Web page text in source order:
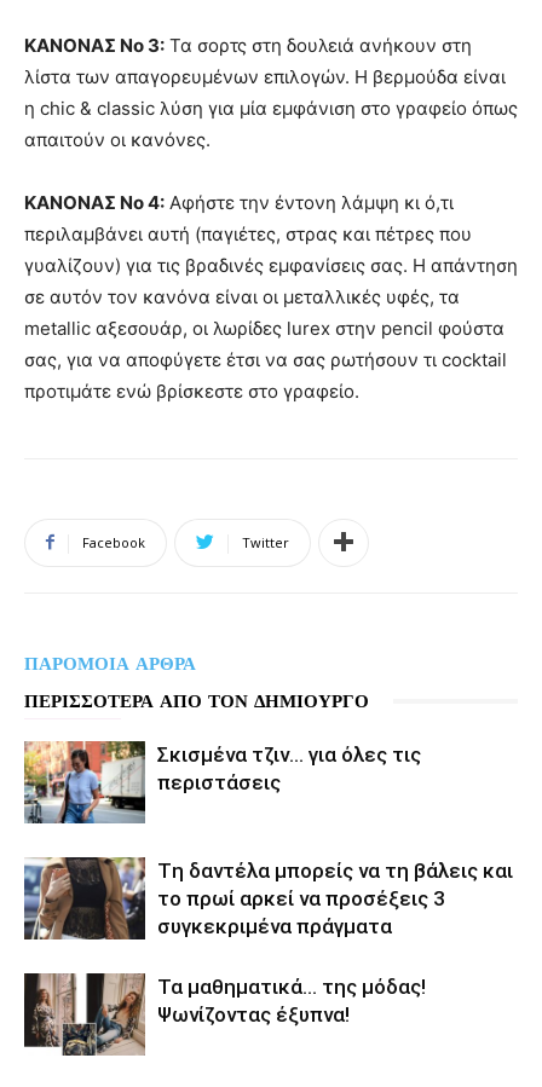
ΚΑΝΟΝΑΣ Νο 3: Τα σορτς στη δουλειά ανήκουν στη
λίστα των απαγορευμένων επιλογών. Η βερμούδα είναι
η chic & classic λύση για μία εμφάνιση στο γραφείο όπως
απαιτούν οι κανόνες.
ΚΑΝΟΝΑΣ Νο 4: Αφήστε την έντονη λάμψη κι ό,τι
περιλαμβάνει αυτή (παγιέτες, στρας και πέτρες που
γυαλίζουν) για τις βραδινές εμφανίσεις σας. Η απάντηση
σε αυτόν τον κανόνα είναι οι μεταλλικές υφές, τα
metallic αξεσουάρ, οι λωρίδες lurex στην pencil φούστα
σας, για να αποφύγετε έτσι να σας ρωτήσουν τι cocktail
προτιμάτε ενώ βρίσκεστε στο γραφείο.
Facebook Twitter
ΠΑΡΟΜΟΙΑ ΑΡΘΡΑ
ΠΕΡΙΣΣΟΤΕΡΑ ΑΠΟ ΤΟΝ ΔΗΜΙΟΥΡΓΟ
Σκισμένα τζιν… για όλες τις
περιστάσεις
Tη δαντέλα μπορείς να τη βάλεις και
το πρωί αρκεί να προσέξεις 3
συγκεκριμένα πράγματα
Τα μαθηματικά… της μόδας!
Ψωνίζοντας έξυπνα!